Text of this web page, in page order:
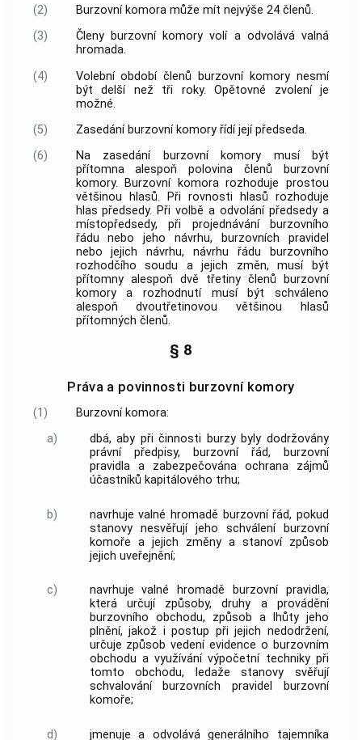
(2)
Burzovní komoramůže mít nejvýše 24 členů.
(3)
Členy burzovní komory volí a odvolává valná
hromada.
(4)
Volební období členů burzovní komory nesmí
být delší než tři roky. Opětovné zvolení je
možné.
(5)
Zasedání burzovní komoryřídí její předseda.
(6)
Na zasedání burzovní komory musí být
přítomna alespoň polovina členů burzovní
komory.Burzovní komorarozhoduje prostou
většinou hlasů. Při rovnosti hlasů rozhoduje
hlas předsedy. Při volbě a odvolání předsedy a
místopředsedy, při projednávání burzovního
řádu nebo jeho návrhu, burzovních pravidel
nebo jejich návrhu, návrhu řádu burzovního
rozhodčího soudu a jejich změn, musí být
přítomny alespoň dvě třetiny členů burzovní
komorya rozhodnutí musí být schváleno
alespoň dvoutřetinovou většinou hlasů
přítomných členů.
§ 8
Práva a povinnosti burzovní komory
(1) Burzovní komora:
a)
dbá, aby při činnosti burzy byly dodržovány
právní předpisy, burzovní řád, burzovní
pravidla a zabezpečována ochrana zájmů
účastníků kapitálového trhu;
b)
navrhuje valné hromadě burzovní řád, pokud
stanovy nesvěřují jeho schválení
burzovní
komoře a jejich změny a stanoví způsob
jejich uveřejnění;
c)
navrhuje valné hromadě burzovní pravidla,
která určují způsoby, druhy a provádění
burzovního obchodu, způsob a lhůty jeho
plnění, jakož i postup při jejich nedodržení,
určuje způsob vedení evidence o burzovním
obchodu a využívání výpočetní techniky při
tomto obchodu, ledaže stanovy svěřují
schvalování burzovních pravidel burzovní
komoře;
d)
jmenuje a odvolává generálního tajemníka